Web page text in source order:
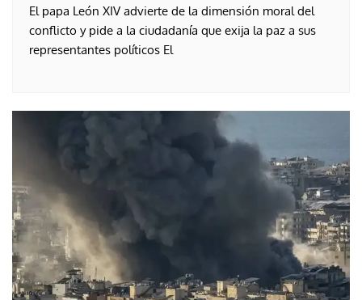
El papa León XIV advierte de la dimensión moral del
conflicto y pide a la ciudadanía que exija la paz a sus
representantes políticos El